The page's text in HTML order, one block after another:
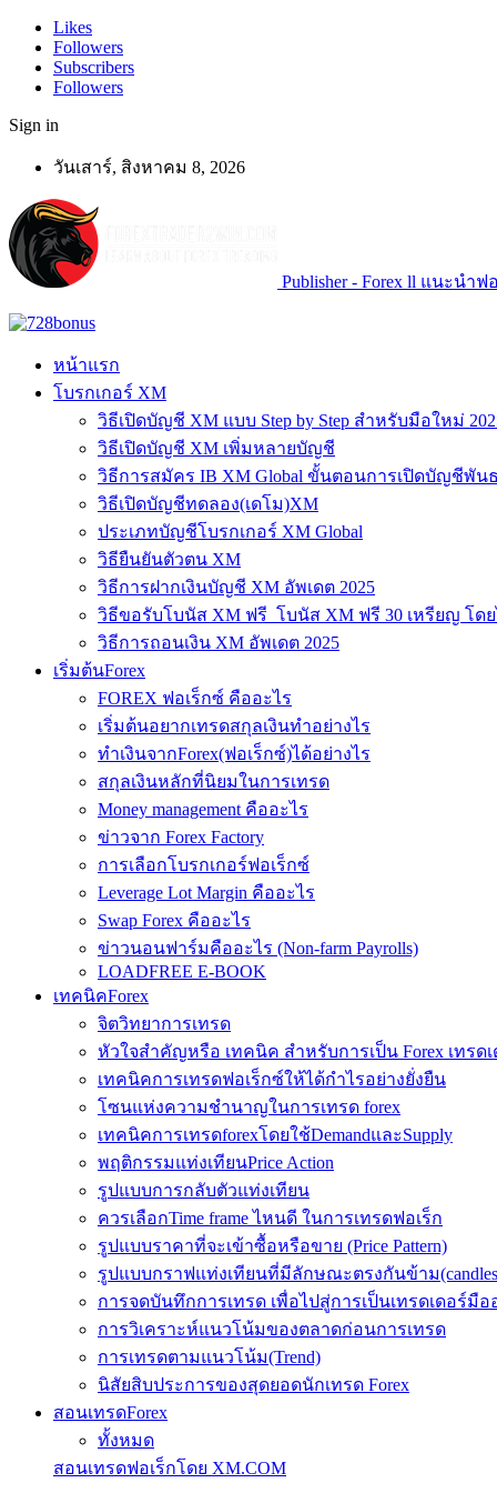
Likes
Followers
Subscribers
Followers
Sign in
วันเสาร์, สิงหาคม 8, 2026
Publisher - Forex ll แนะนำ
หน้าแรก
โบรกเกอร์ XM
วิธีเปิดบัญชี XM แบบ Step by Step สำหรับมือใหม่
วิธีเปิดบัญชี XM เพิ่มหลายบัญชี
วิธีการสมัคร IB XM Global ขั้นตอนการเปิดบัญชีพันธ
วิธีเปิดบัญชีทดลอง(เดโม)XM
ประเภทบัญชีโบรกเกอร์ XM Global
วิธียืนยันตัวตน XM
วิธีการฝากเงินบัญชี XM อัพเดต 2025
วิธีขอรับโบนัส XM ฟรี โบนัส XM ฟรี 30 เหรียญ โดย
วิธีการถอนเงิน XM อัพเดต 2025
เริ่มต้นForex
FOREX ฟอเร็กซ์ คืออะไร
เริ่มต้นอยากเทรดสกุลเงินทำอย่างไร
ทำเงินจากForex(ฟอเร็กซ์)ได้อย่างไร
สกุลเงินหลักที่นิยมในการเทรด
Money management คืออะไร
ข่าวจาก Forex Factory
การเลือกโบรกเกอร์ฟอเร็กซ์
Leverage Lot Margin คืออะไร
Swap Forex คืออะไร
ข่าวนอนฟาร์มคืออะไร (Non-farm Payrolls)
LOADFREE E-BOOK
เทคนิคForex
จิตวิทยาการเทรด
หัวใจสำคัญหรือ เทคนิค สำหรับการเป็น Forex เทรดเ
เทคนิคการเทรดฟอเร็กซ์ให้ได้กำไรอย่างยั่งยืน
โซนแห่งความชำนาญในการเทรด forex
เทคนิคการเทรดforexโดยใช้DemandและSupply
พฤติกรรมแท่งเทียนPrice Action
รูปแบบการกลับตัวแท่งเทียน
ควรเลือกTime frame ไหนดี ในการเทรดฟอเร็ก
รูปแบบราคาที่จะเข้าซื้อหรือขาย (Price Pattern)
รูปแบบกราฟแท่งเทียนที่มีลักษณะตรงกันข้าม
การจดบันทึกการเทรด เพื่อไปสู่การเป็นเทรดเดอร์มื
การวิเคราะห์แนวโน้มของตลาดก่อนการเทรด
การเทรดตามแนวโน้ม(Trend)
นิสัยสิบประการของสุดยอดนักเทรด Forex
สอนเทรดForex
ทั้งหมด
สอนเทรดฟอเร็กโดย XM.COM